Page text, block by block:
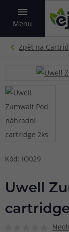
Menu
VYHLEDAT
Kód: IO029
Uwell